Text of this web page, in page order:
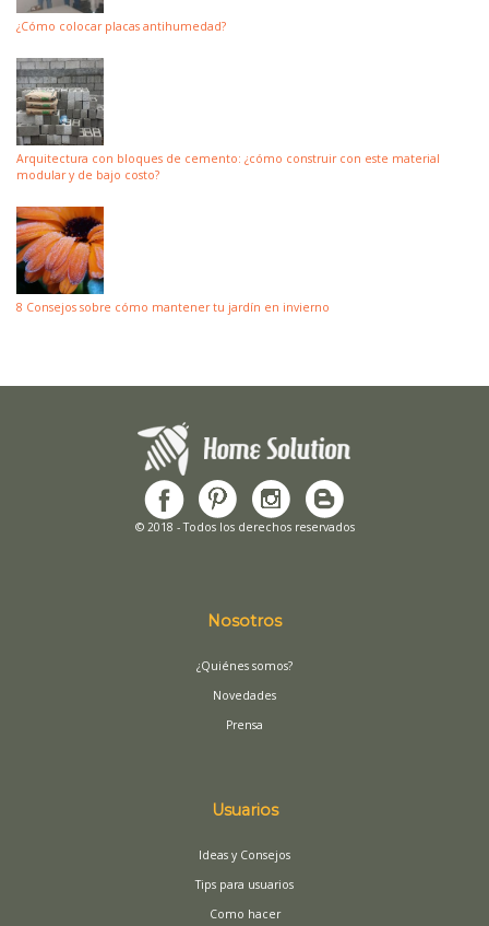
¿Cómo colocar placas antihumedad?
Arquitectura con bloques de cemento: ¿cómo construir con este material
modular y de bajo costo?
8 Consejos sobre cómo mantener tu jardín en invierno
© 2018 - Todos los derechos reservados
Nosotros
¿Quiénes somos?
Novedades
Prensa
Usuarios
Ideas y Consejos
Tips para usuarios
Como hacer